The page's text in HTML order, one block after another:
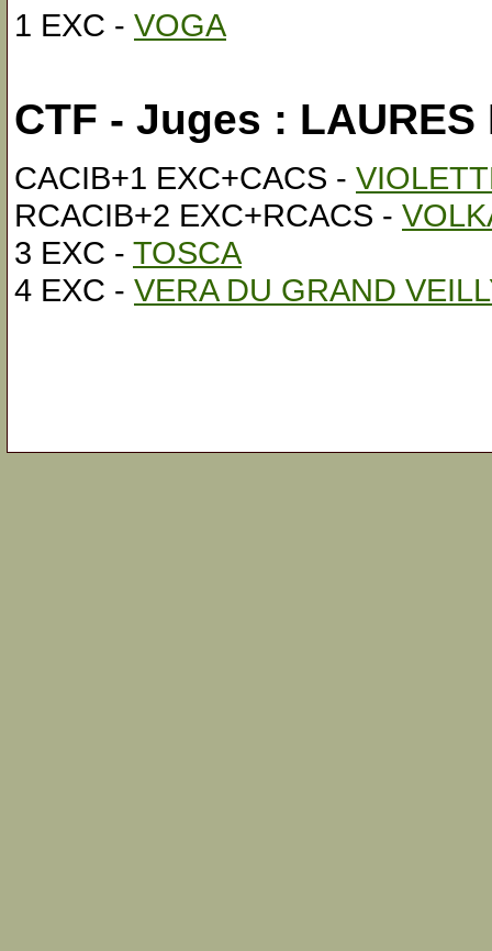
1 EXC - VOGA
CTF - Juges : LAURES
CACIB+1 EXC+CACS -
RCACIB+2 EXC+RCACS -
3 EXC - TOSCA
4 EXC - VERA DU GRAND